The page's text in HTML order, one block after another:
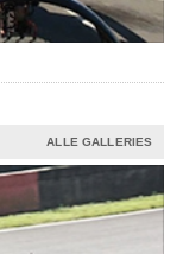
ALLE GALLERIES